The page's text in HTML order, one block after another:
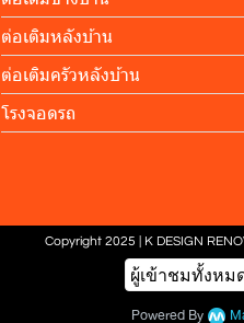
ต่อเติมหลังบ้าน
ต่อเติมครัวหลังบ้าน
โรงจอดรถ
Copyright 2025 | K DESIGN
ผู้เข้าชมทั้งหม
Powered By